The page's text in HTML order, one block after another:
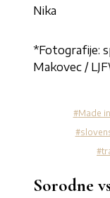
Nika
*Fotografije:
Makovec /
Made
Sorodne